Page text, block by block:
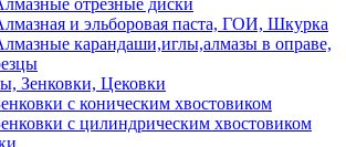
отрезные диски
и эльборовая паста, ГОИ, Шкурка
карандаши,иглы,алмазы в оправе,
Зенковки, Цековки
с коническим хвостовиком
с цилиндрическим хвостовиком